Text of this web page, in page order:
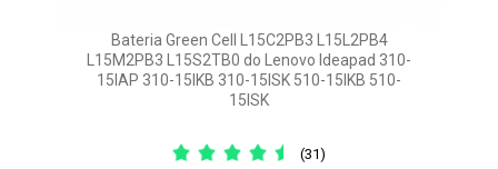
Bateria Green Cell L15C2PB3 L15L2PB4
L15M2PB3 L15S2TB0 do Lenovo Ideapad 310-
15IAP 310-15IKB 310-15ISK 510-15IKB 510-
15ISK
(31)